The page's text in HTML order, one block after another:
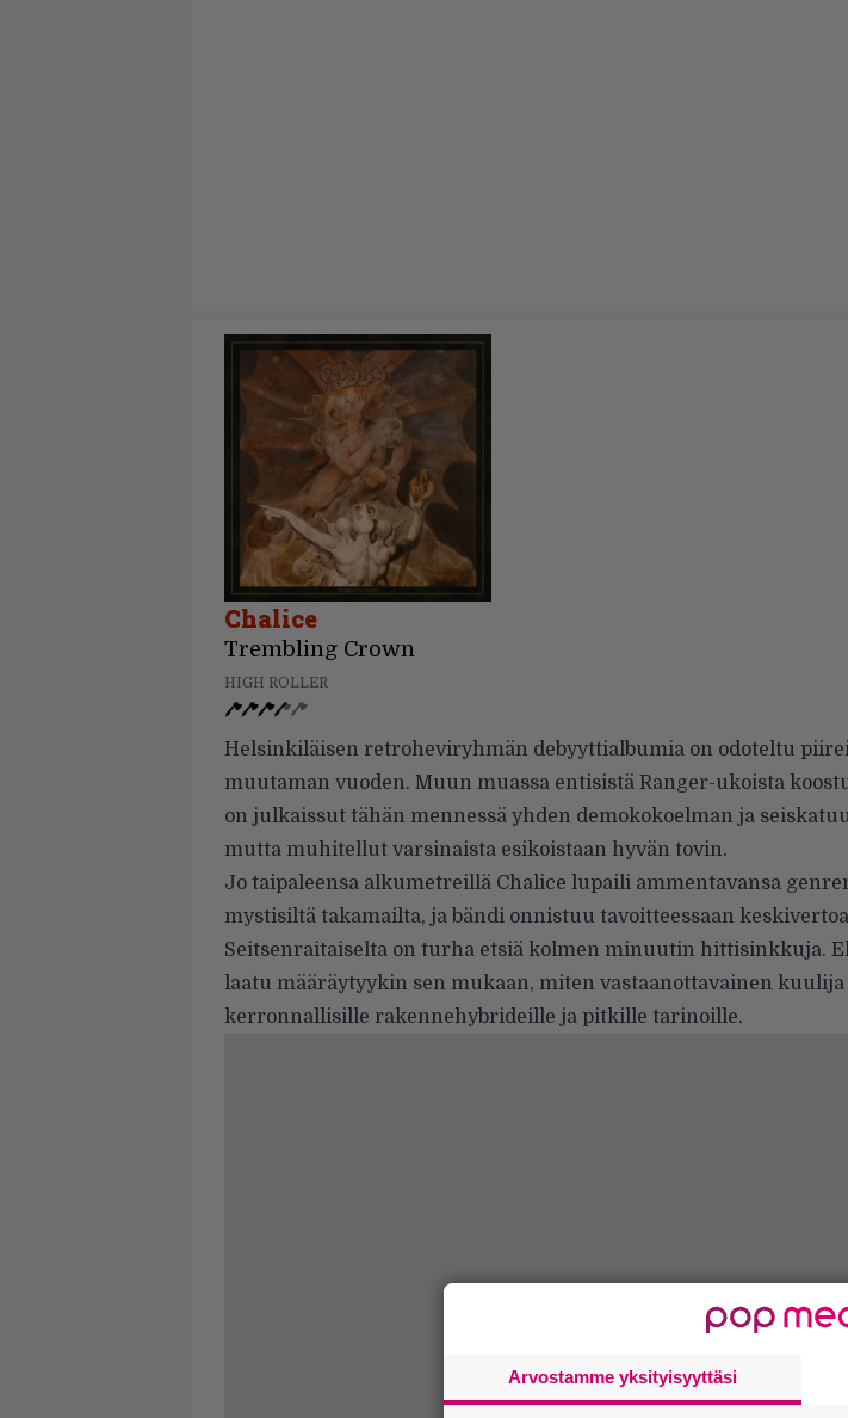
Chalice
Trembling Crown
HIGH ROLLER
Helsinkiläisen retroheviryhmän debyyttialbumia on odoteltu
muutaman vuoden. Muun muassa entisistä Ranger-ukoista
on julkaissut tähän mennessä yhden demokokoelman ja
mutta muhitellut varsinaista esikoistaan hyvän tovin.
Jo taipaleensa alkumetreillä Chalice lupaili ammentavansa
mystisiltä takamailta, ja bändi onnistuu tavoitteessaan
Seitsenraitaiselta on turha etsiä kolmen minuutin hittisinkkuja.
laatu määräytyykin sen mukaan, miten vastaanottavainen kuulija
kerronnallisille rakennehybrideille ja pitkille tarinoille.
Arvostamme yksityisyyttäsi